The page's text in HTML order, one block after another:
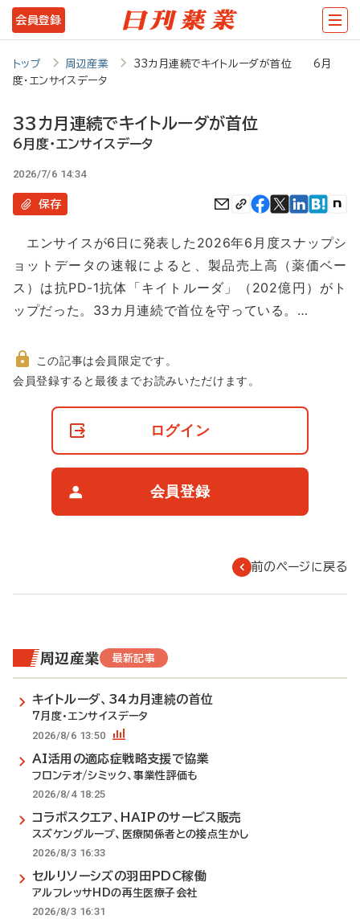
メ
イ
コ
テ
ツ
に
会員登録
トップ 周辺産業
33カ月連続でキイトルーダが首位 6月
度・エンサイスデータ
33カ月連続でキイトルーダが首位
6月度・エンサイスデータ
2026/7/6 14:34
保存
エンサイスが6日に発表した2026年6月度スナップシ
ョットデータの速報によると、製品売上高（薬価ベー
ス）は抗PD-1抗体「キイトルーダ」（202億円）がト
ップだった。33カ月連続で首位を守っている。…
非
この記事は会員限定です。
会員登録すると最後までお読みいただけます。
ログイン
会員登録
前のページに戻る
周辺産業 最新記事
キイトルーダ、34カ月連続の首位
7月度・エンサイスデータ
2026/8/6 13:50
AI活用の適応症戦略支援で協業
フロンテオ/シミック、事業性評価も
2026/8/4 18:25
コラボスクエア、HAIPのサービス販売
スズケングループ、医療関係者との接点生かし
2026/8/3 16:33
セルリソーシズの羽田PDC稼働
アルフレッサHDの再生医療子会社
2026/8/3 16:31